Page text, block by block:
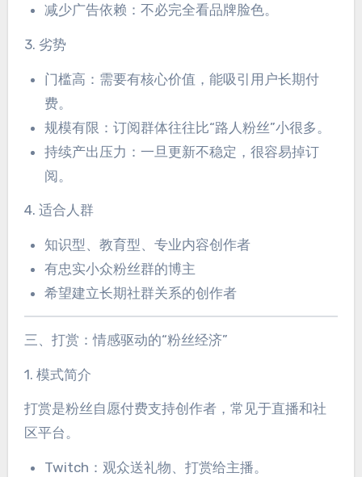
减少广告依赖：不必完全看品牌脸色。
3. 劣势
门槛高：需要有核心价值，能吸引用户长期付
费。
规模有限：订阅群体往往比“路人粉丝”小很多。
持续产出压力：一旦更新不稳定，很容易掉订
阅。
4. 适合人群
知识型、教育型、专业内容创作者
有忠实小众粉丝群的博主
希望建立长期社群关系的创作者
三、打赏：情感驱动的“粉丝经济”
1. 模式简介
打赏是粉丝自愿付费支持创作者，常见于直播和社
区平台。
Twitch：观众送礼物、打赏给主播。